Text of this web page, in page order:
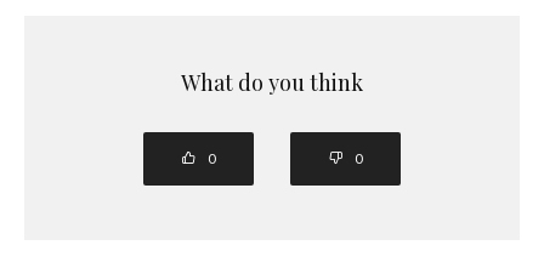
What do you think
0 0